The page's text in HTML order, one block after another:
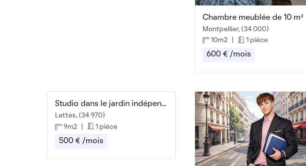
Chambre meublée de 10 m²
Montpellier, (34 000)
10m2
1 piéce
600 € /mois
Studio dans le jardin indépendant
Lattes, (34 970)
9m2
1 piéce
500 € /mois